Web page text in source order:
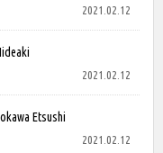
2021.02.12
2021.02.12
Etsushi
2021.02.12